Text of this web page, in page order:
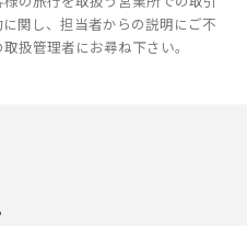
関し、担当者からの説明にご不
扱管理者にお尋ね下さい。